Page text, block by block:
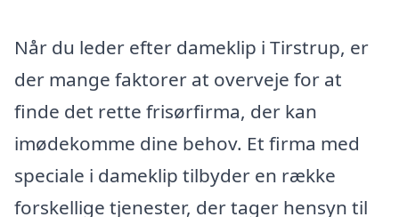
Når du leder efter dameklip i Tirstrup, er
der mange faktorer at overveje for at
finde det rette frisørfirma, der kan
imødekomme dine behov. Et firma med
speciale i dameklip tilbyder en række
forskellige tjenester, der tager hensyn til